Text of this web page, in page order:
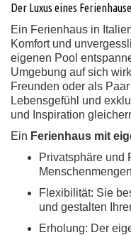
Der Luxus eines
Ein Ferienhaus in
Komfort und
eigenen Pool
Umgebung auf sich
Freunden oder als
Lebensgefühl und
und Inspiration
Ein Ferienhaus mit
Privatsphäre und
Flexibilität: Sie
und gestalten
Erholung: Der